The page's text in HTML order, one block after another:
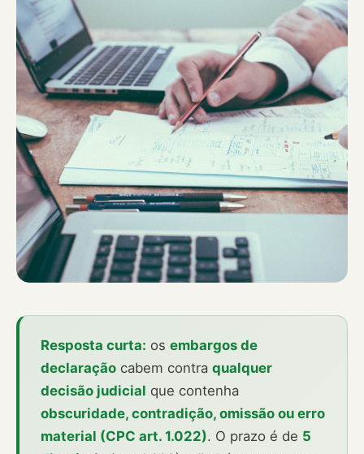
Resposta curta: os embargos de
declaração cabem contra qualquer
decisão judicial que contenha
obscuridade, contradição, omissão ou erro
material (CPC art. 1.022). O prazo é de 5